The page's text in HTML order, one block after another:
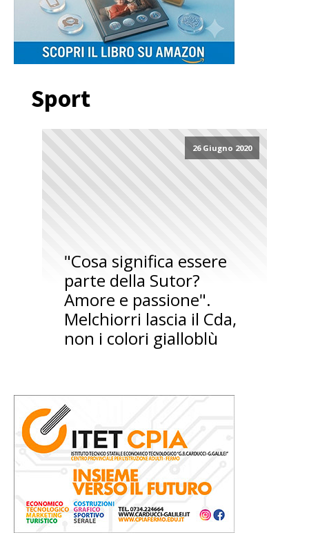
Sport
26 Giugno 2020
"Cosa significa essere
parte della Sutor?
Amore e passione".
Melchiorri lascia il Cda,
non i colori gialloblù